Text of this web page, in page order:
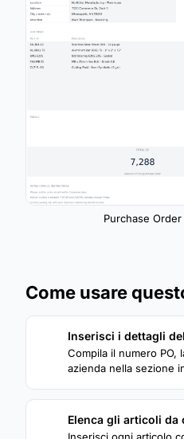
Purchase Order
Come usare
Inserisci i dettagli
Compila il numero PO,
azienda nella sezione
Elenca gli articoli da
Inserisci ogni articolo